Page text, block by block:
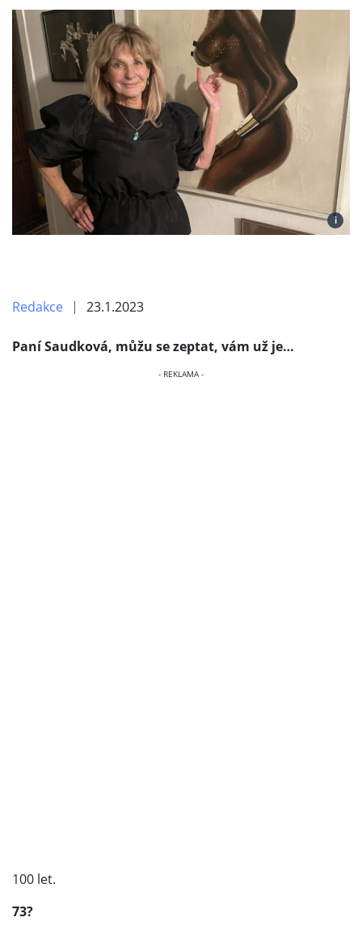
i
Redakce 23.1.2023
Paní Saudková, můžu se zeptat, vám už je…
100 let.
73?